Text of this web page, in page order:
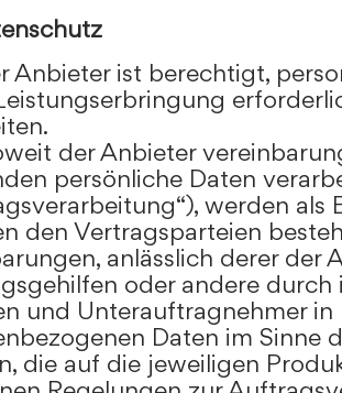
Anbieter ist berechtigt,
der Anbieter
persönliche Daten
werden als
den Vertragsparteien
anlässlich derer der
oder andere
und Unterauftragnehmer
Daten im Sinne
die auf die jeweiligen